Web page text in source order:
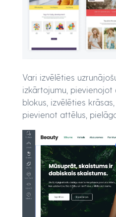
Vari izvēlēties
izkārtojumu, pievienojot
blokus, izvēlēties krāsas,
pievienot attēlus,